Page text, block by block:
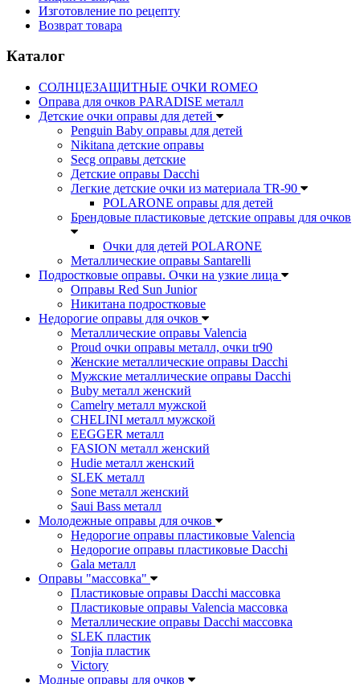
Изготовление по рецепту
Возврат товара
Каталог
СОЛНЦЕЗАЩИТНЫЕ ОЧКИ ROMEO
Оправа для очков PARADISE металл
Детские очки оправы для детей
Penguin Baby оправы для детей
Nikitana детские оправы
Secg оправы детские
Детские оправы Dacchi
Легкие детские очки из материала TR-90
POLARONE оправы для детей
Брендовые пластиковые детские оправы для очков
Очки для детей POLARONE
Металлические оправы Santarelli
Подростковые оправы. Очки на узкие лица
Оправы Red Sun Junior
Никитана подростковые
Недорогие оправы для очков
Металлические оправы Valencia
Proud очки оправы металл, очки tr90
Женские металлические оправы Dacchi
Мужские металлические оправы Dacchi
Buby металл женский
Camelry металл мужской
CHELINI металл мужской
EEGGER металл
FASION металл женский
Hudie металл женский
SLEK металл
Sone металл женский
Saui Bass металл
Молодежные оправы для очков
Недорогие оправы пластиковые Valencia
Недорогие оправы пластиковые Dacchi
Gala металл
Оправы "массовка"
Пластиковые оправы Dacchi массовка
Пластиковые оправы Valencia массовка
Металлические оправы Dacchi массовка
SLEK пластик
Tonjia пластик
Victory
Модные оправы для очков